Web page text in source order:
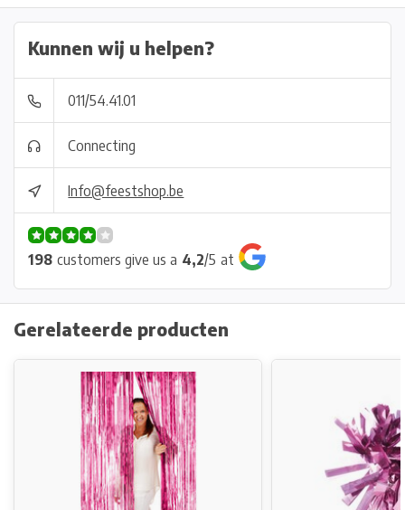
Kunnen wij u helpen?
011/54.41.01
Connecting
Info@feestshop.be
198 customers give us a 4,2/5 at
Gerelateerde producten